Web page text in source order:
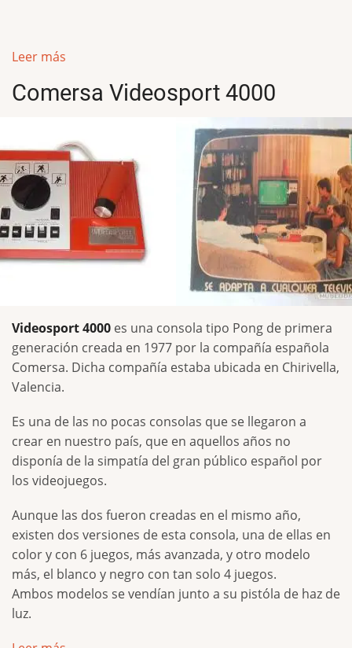
Leer más
Comersa Videosport 4000
Videosport 4000 es una consola tipo Pong de primera
generación creada en 1977 por la compañía española
Comersa. Dicha compañía estaba ubicada en Chirivella,
Valencia.
Es una de las no pocas consolas que se llegaron a
crear en nuestro país, que en aquellos años no
disponía de la simpatía del gran público español por
los videojuegos.
Aunque las dos fueron creadas en el mismo año,
existen dos versiones de esta consola, una de ellas en
color y con 6 juegos, más avanzada, y otro modelo
más, el blanco y negro con tan solo 4 juegos.
Ambos modelos se vendían junto a su pistóla de haz de
luz.